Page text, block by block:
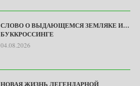
СЛОВО О ВЫДАЮЩЕМСЯ ЗЕМЛЯКЕ И…
БУККРОССИНГЕ
04.08.2026
НОВАЯ ЖИЗНЬ ЛЕГЕНДАРНОЙ